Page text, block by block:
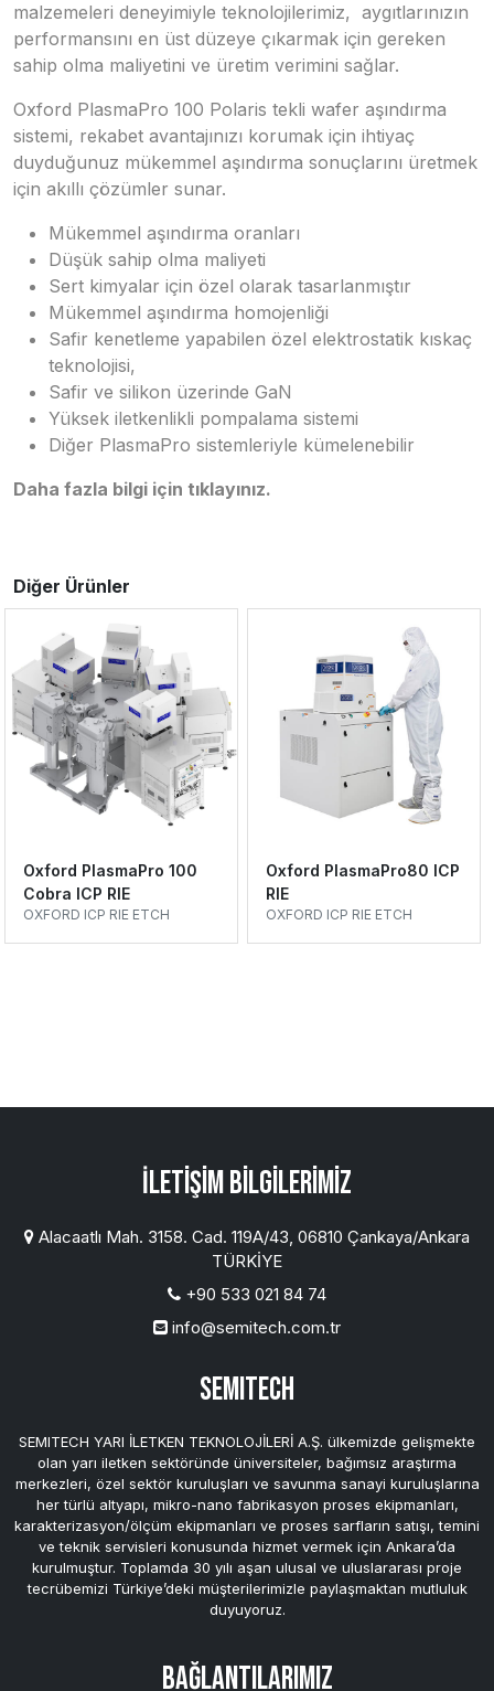
malzemeleri deneyimiyle teknolojilerimiz, aygıtlarınızın
performansını en üst düzeye çıkarmak için gereken
sahip olma maliyetini ve üretim verimini sağlar.
Oxford PlasmaPro 100 Polaris tekli wafer aşındırma
sistemi, rekabet avantajınızı korumak için ihtiyaç
duyduğunuz mükemmel aşındırma sonuçlarını üretmek
için akıllı çözümler sunar.
Mükemmel aşındırma oranları
Düşük sahip olma maliyeti
Sert kimyalar için özel olarak tasarlanmıştır
Mükemmel aşındırma homojenliği
Safir kenetleme yapabilen özel elektrostatik kıskaç
teknolojisi,
Safir ve silikon üzerinde GaN
Yüksek iletkenlikli pompalama sistemi
Diğer PlasmaPro sistemleriyle kümelenebilir
Daha fazla bilgi için tıklayınız.
Diğer Ürünler
Oxford PlasmaPro 100
Cobra ICP RIE
OXFORD ICP RIE ETCH
Oxford PlasmaPro80 ICP
RIE
OXFORD ICP RIE ETCH
İletişim Bilgilerimiz
Alacaatlı Mah. 3158. Cad. 119A/43, 06810 Çankaya/Ankara
TÜRKİYE
+90 533 021 84 74
info@semitech.com.tr
SEMITECH
SEMITECH YARI İLETKEN TEKNOLOJİLERİ A.Ş. ülkemizde gelişmekte
olan yarı iletken sektöründe üniversiteler, bağımsız araştırma
merkezleri, özel sektör kuruluşları ve savunma sanayi kuruluşlarına
her türlü altyapı, mikro-nano fabrikasyon proses ekipmanları,
karakterizasyon/ölçüm ekipmanları ve proses sarfların satışı, temini
ve teknik servisleri konusunda hizmet vermek için Ankara’da
kurulmuştur. Toplamda 30 yılı aşan ulusal ve uluslararası proje
tecrübemizi Türkiye’deki müşterilerimizle paylaşmaktan mutluluk
duyuyoruz.
Bağlantılarımız